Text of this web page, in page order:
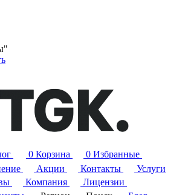
0 Корзина 0 Избранные
Акции Контакты
Услуги
Компания
Лицензии